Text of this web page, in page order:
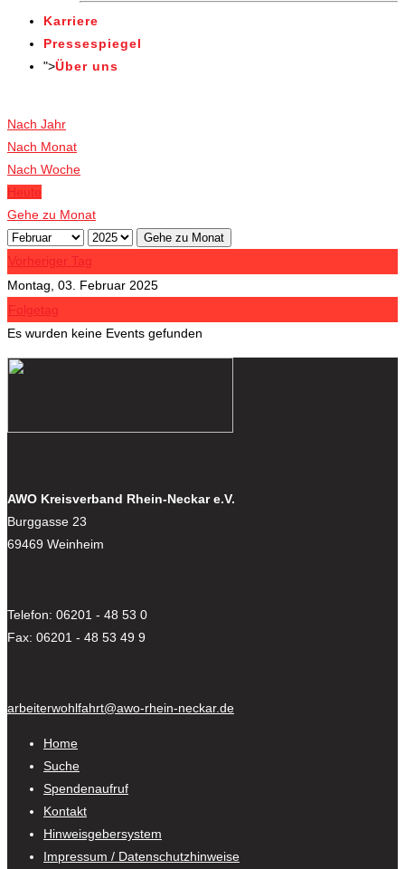
Karriere
Pressespiegel
">Über uns
Nach Jahr
Nach Monat
Nach Woche
Heute
Gehe zu Monat
Gehe zu Monat
Vorheriger Tag
Montag, 03. Februar 2025
Folgetag
Es wurden keine Events gefunden
AWO Kreisverband Rhein-Neckar e.V.
Burggasse 23
69469 Weinheim
Telefon: 06201 - 48 53 0
Fax: 06201 - 48 53 49 9
arbeiterwohlfahrt@awo-rhein-neckar.de
Home
Suche
Spendenaufruf
Kontakt
Hinweisgebersystem
Impressum / Datenschutzhinweise